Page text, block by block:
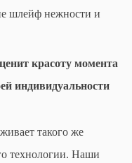
шлейф нежности и
красоту момента
индивидуальности
такого же
технологии. Наши